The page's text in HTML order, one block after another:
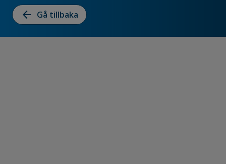
arrow_back Gå tillbaka